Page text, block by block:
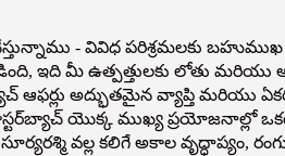
- వివిధ పరిశ్రమలకు
ఇది మీ ఉత్పత్తులకు లోతు
అద్భుతమైన వ్యాప్తి మరియు
మాస్టర్‌బ్యాచ్ యొక్క ముఖ్య
సూర్యరశ్మి వల్ల కలిగే అకాల